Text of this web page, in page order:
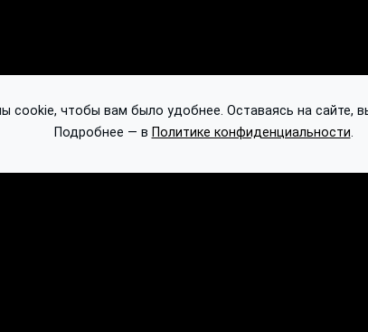
cookie, чтобы вам было удобнее. Оставаясь на сайте,
Подробнее — в Политике конфиденциальности.